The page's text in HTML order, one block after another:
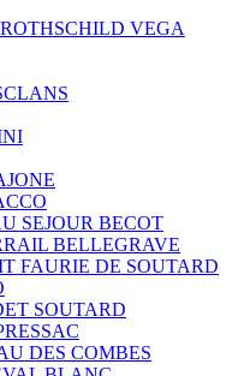
VEGA
SEJOUR BECOT
BELLEGRAVE
FAURIE DE SOUTARD
SOUTARD
DES COMBES